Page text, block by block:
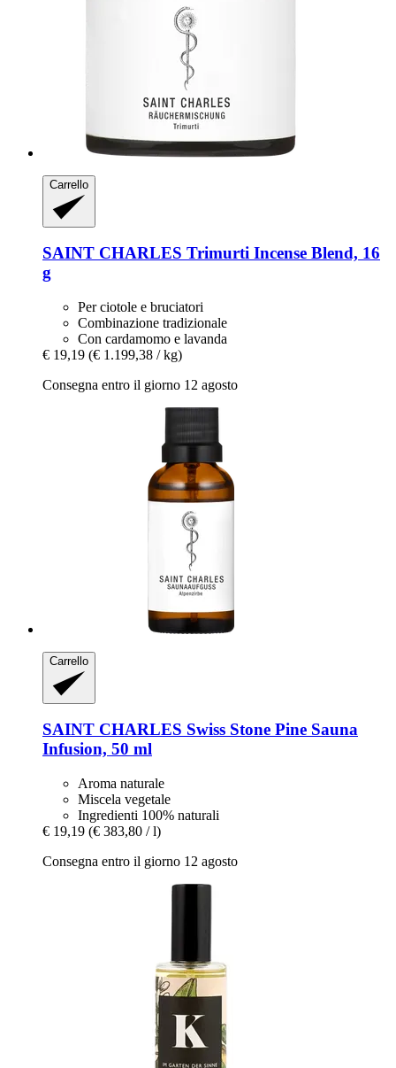
Carrello
SAINT CHARLES Trimurti Incense Blend, 16
g
Per ciotole e bruciatori
Combinazione tradizionale
Con cardamomo e lavanda
€ 19,19 (€ 1.199,38 / kg)
Consegna entro il giorno 12 agosto
Carrello
SAINT CHARLES Swiss Stone Pine Sauna
Infusion, 50 ml
Aroma naturale
Miscela vegetale
Ingredienti 100% naturali
€ 19,19 (€ 383,80 / l)
Consegna entro il giorno 12 agosto